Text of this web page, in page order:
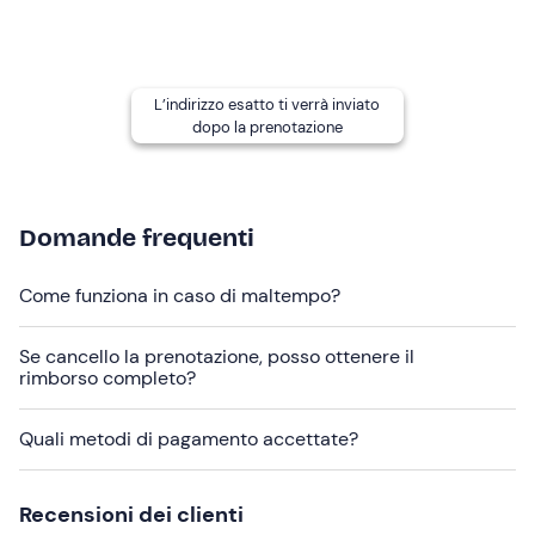
pubblici; in loco è presente un
L’indirizzo esatto ti verrà inviato
dopo la prenotazione
Domande frequenti
Come funziona in caso di maltempo?
Se cancello la prenotazione, posso ottenere il
rimborso completo?
Quali metodi di pagamento accettate?
Recensioni dei clienti